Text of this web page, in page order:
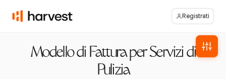
Registrati
Modello di Fattura per Servizi di
Pulizia